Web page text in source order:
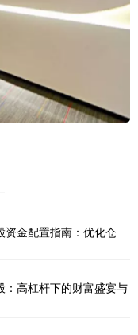
资金配置指南：优化仓
：高杠杆下的财富盛宴与